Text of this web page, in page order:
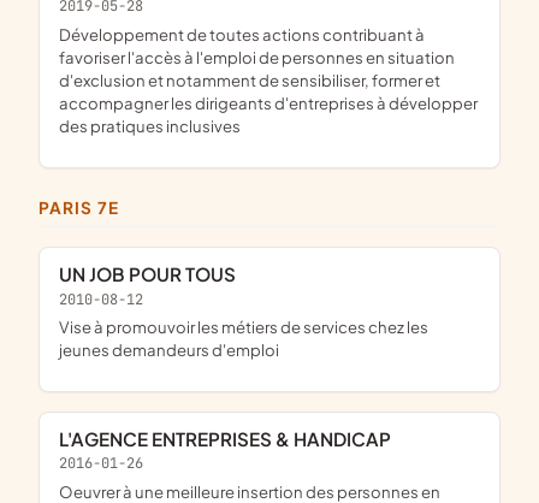
2019-05-28
développement de toutes actions contribuant à
favoriser l'accès à l'emploi de personnes en situation
d'exclusion et notamment de sensibiliser, former et
accompagner les dirigeants d'entreprises à développer
des pratiques inclusives
PARIS 7E
UN JOB POUR TOUS
2010-08-12
vise à promouvoir les métiers de services chez les
jeunes demandeurs d'emploi
L'AGENCE ENTREPRISES & HANDICAP
2016-01-26
oeuvrer à une meilleure insertion des personnes en